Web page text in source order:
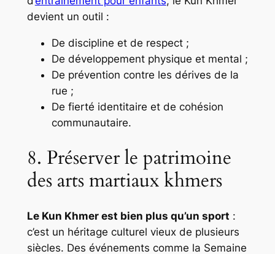
devient un outil :
De discipline et de respect ;
De développement physique et mental ;
De prévention contre les dérives de la
rue ;
De fierté identitaire et de cohésion
communautaire.
8. Préserver le patrimoine
des arts martiaux khmers
Le Kun Khmer est bien plus qu’un sport :
c’est un héritage culturel vieux de plusieurs
siècles. Des événements comme la Semaine